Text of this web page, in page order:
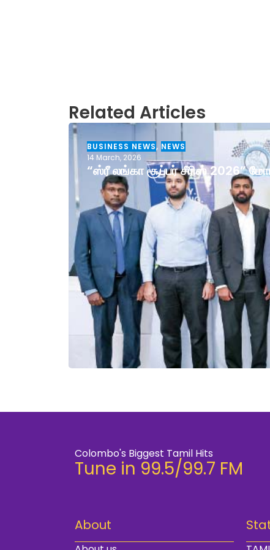
Related Articles
BUSINESS NEWS, NEWS
14 March, 2026
“ஸ்ரீ லங்கா சூப்பர் சீரிஸ் 2026”
Colombo's Biggest Tamil Hits
Tune in 99.5/99.7 FM
About